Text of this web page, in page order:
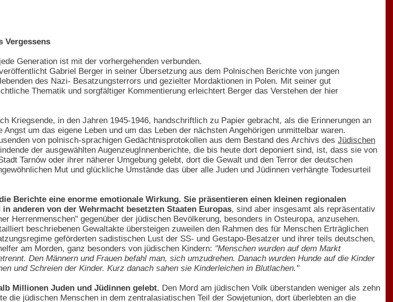
Vergessens
Generation ist mit der vorhergehenden verbunden.
Gabriel Berger in seiner Übersetzung aus dem Polnischen Berichte von jungen
des Nazi- Besatzungsterrors und gezielter Mordaktionen in Polen. Mit seiner gut
Thematik und sorgfältiger Kommentierung erleichtert Berger das Verstehen der hier
Kriegsende, in den Jahren 1945-1946, handschriftlich zu Papier gebracht, als die Erinnerungen an
um das eigene Leben und um das Leben der nächsten Angehörigen unmittelbar waren.
von polnisch-sprachigen Gedächtnisprotokollen aus dem Bestand des Archivs des Jüdischen
der ausgewählten AugenzeugInnenberichte, die bis heute dort deponiert sind, ist, dass sie von
Tarnów oder ihrer näherer Umgebung gelebt, dort die Gewalt und den Terror der deutschen
Mut und glückliche Umstände das über alle Juden und Jüdinnen verhängte Todesurteil
Berichte eine enorme emotionale Wirkung. Sie präsentieren einen kleinen regionalen
anderen von der Wehrmacht besetzten Staaten Europas, sind aber insgesamt als repräsentativ
Herrenmenschen" gegenüber der jüdischen Bevölkerung, besonders in Osteuropa, anzusehen.
beschriebenen Gewaltakte übersteigen zuweilen den Rahmen des für Menschen Erträglichen
geförderten sadistischen Lust der SS- und Gestapo-Besatzer und ihrer teils deutschen,
am Morden, ganz besonders von jüdischen Kindern: "Menschen wurden auf dem Markt
Den Männern und Frauen befahl man, sich umzudrehen. Danach wurden Hunde auf die Kinder
und Schreien der Kinder. Kurz danach sahen sie Kinderleichen in Blutlachen."
Millionen Juden und Jüdinnen gelebt. Den Mord am jüdischen Volk überstanden weniger als zehn
die jüdischen Menschen in dem zentralasiatischen Teil der Sowjetunion, dort überlebten an die